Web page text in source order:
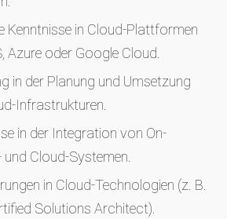
Kenntnisse in Cloud-Plattformen
Azure oder Google Cloud.
in der Planung und Umsetzung
Infrastrukturen.
in der Integration von On-
und Cloud-Systemen.
in Cloud-Technologien (z. B.
Solutions Architect).